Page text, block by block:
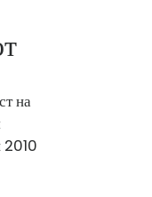
на
2010